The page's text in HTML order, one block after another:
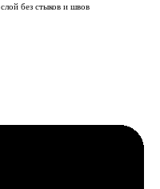
без стыков и швов